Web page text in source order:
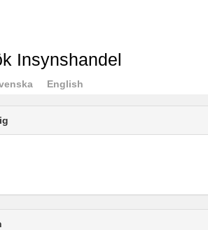
Insynshandel
English